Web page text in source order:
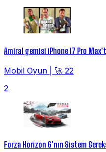
Amiral gemisi iPhone 17 Pro
Mobil Oyun
🚀 22
2
Forza Horizon 6'nın Sistem